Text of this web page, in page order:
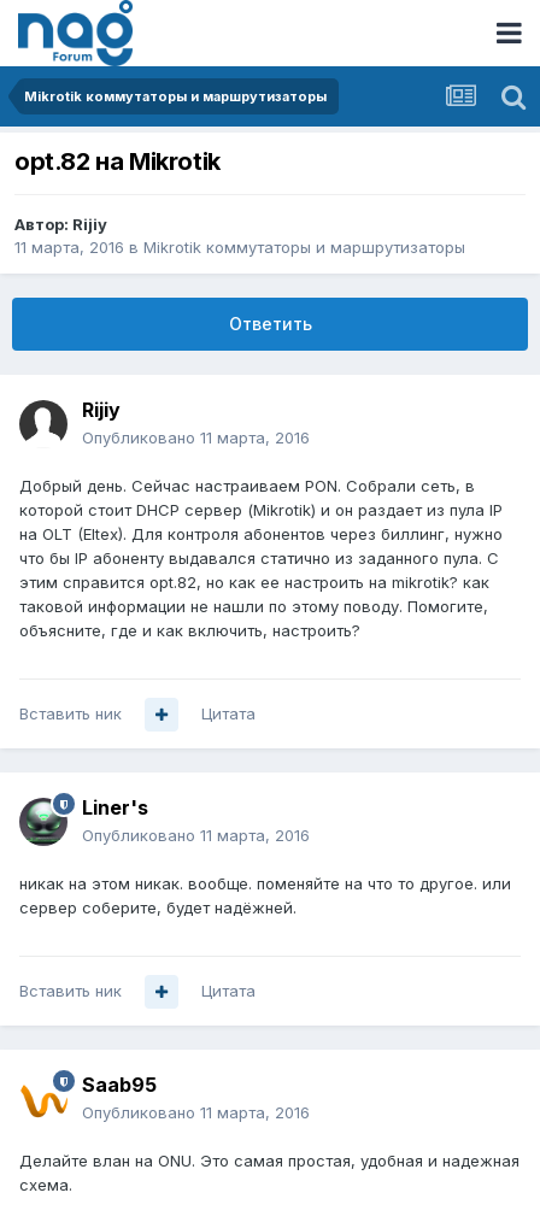
Mikrotik коммутаторы и маршрутизаторы
opt.82 на Mikrotik
Автор: Rijiy
11 марта, 2016 в Mikrotik коммутаторы и маршрутизаторы
Ответить
Rijiy
Опубликовано 11 марта, 2016
Добрый день. Сейчас настраиваем PON. Собрали сеть, в
которой стоит DHCP сервер (Mikrotik) и он раздает из пула IP
на OLT (Eltex). Для контроля абонентов через биллинг, нужно
что бы IP абоненту выдавался статично из заданного пула. С
этим справится opt.82, но как ее настроить на mikrotik? как
таковой информации не нашли по этому поводу. Помогите,
объясните, где и как включить, настроить?
Вставить ник Цитата
Liner's
Опубликовано 11 марта, 2016
никак на этом никак. вообще. поменяйте на что то другое. или
сервер соберите, будет надёжней.
Вставить ник Цитата
Saab95
Опубликовано 11 марта, 2016
Делайте влан на ONU. Это самая простая, удобная и надежная
схема.